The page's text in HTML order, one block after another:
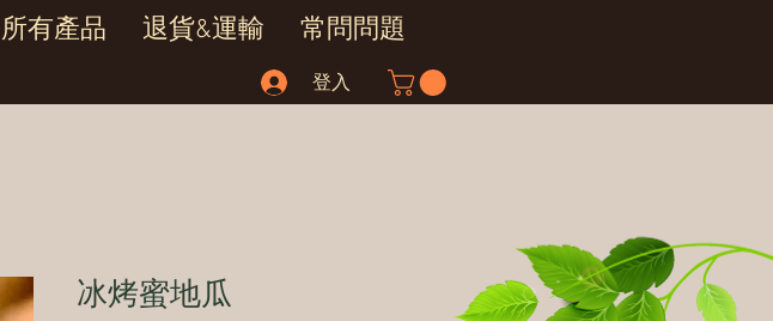
所有產品 退貨&運輸 常問問題
登入
冰烤蜜地瓜